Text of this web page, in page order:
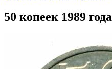
50 копеек 1989 года